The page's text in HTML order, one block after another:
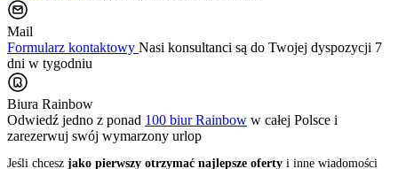
Mail
Formularz kontaktowy Nasi konsultanci są do Twojej dyspozycji 7
dni w tygodniu
Biura Rainbow
Odwiedź jedno z ponad 100 biur Rainbow w całej Polsce i
zarezerwuj swój wymarzony urlop
Jeśli chcesz jako pierwszy otrzymać najlepsze oferty i inne wiadomości